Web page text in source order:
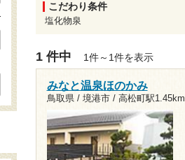
こだわり条件
塩化物泉
1 件中 1件～1件を表示
みなと温泉ほのかみ
鳥取県 / 境港市 / 高松町駅1.45km